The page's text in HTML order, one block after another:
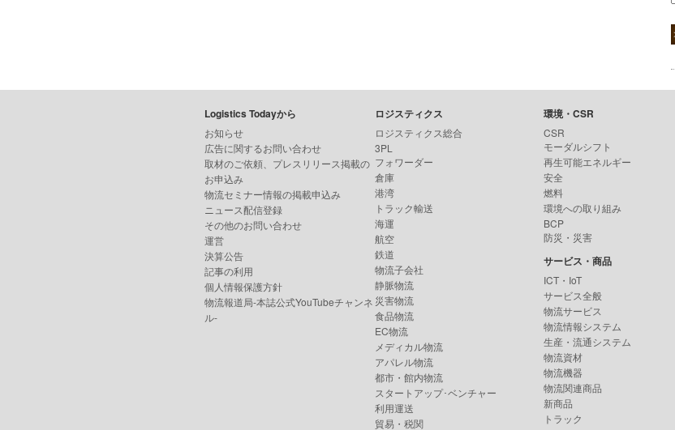
Logistics Todayから
お知らせ
広告に関するお問い合わせ
取材のご依頼、プレスリリース掲載の
お申込み
物流セミナー情報の掲載申込み
ニュース配信登録
その他のお問い合わせ
運営
決算公告
記事の利用
個人情報保護方針
物流報道局-本誌公式YouTubeチャンネ
ル-
ロジスティクス
ロジスティクス総合
3PL
フォワーダー
倉庫
港湾
トラック輸送
海運
航空
鉄道
物流子会社
静脈物流
災害物流
食品物流
EC物流
メディカル物流
アパレル物流
都市・館内物流
スタートアップ･ベンチャー
利用運送
貿易・税関
環境・CSR
CSR
モーダルシフト
再生可能エネルギー
安全
燃料
環境への取り組み
BCP
防災・災害
サービス・商品
ICT・IoT
サービス全般
物流サービス
物流情報システム
生産・流通システム
物流資材
物流機器
物流関連商品
新商品
トラック